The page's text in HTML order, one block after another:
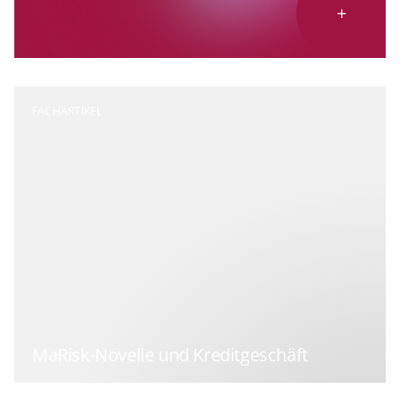
+
MaRisk-Novelle und Kreditgeschäft